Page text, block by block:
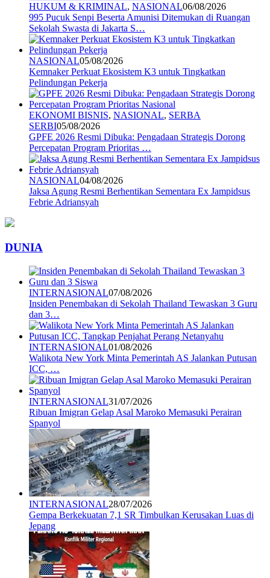
HUKUM & KRIMINAL, NASIONAL06/08/2026
995 Pucuk Senpi Beserta Amunisi Ditemukan di Ruangan
Sekolah Swasta di Jakarta S…
NASIONAL05/08/2026
Kemnaker Perkuat Ekosistem K3 untuk Tingkatkan
Pelindungan Pekerja
EKONOMI BISNIS, NASIONAL, SERBA
SERBI05/08/2026
GPFE 2026 Resmi Dibuka: Pengadaan Strategis Dorong
Percepatan Program Prioritas …
NASIONAL04/08/2026
Jaksa Agung Resmi Berhentikan Sementara Ex Jampidsus
Febrie Adriansyah
DUNIA
INTERNASIONAL07/08/2026
Insiden Penembakan di Sekolah Thailand Tewaskan 3 Guru
dan 3…
INTERNASIONAL01/08/2026
Walikota New York Minta Pemerintah AS Jalankan Putusan
ICC, …
INTERNASIONAL31/07/2026
Ribuan Imigran Gelap Asal Maroko Memasuki Perairan
Spanyol
INTERNASIONAL28/07/2026
Gempa Berkekuatan 7,1 SR Timbulkan Kerusakan Luas di
Jepang